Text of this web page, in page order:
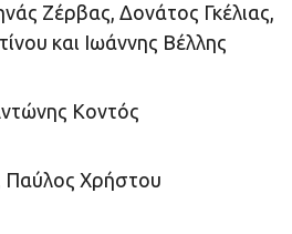
Ζέρβας, Δονάτος Γκέλιας,
και Ιωάννης Βέλλης
Κοντός
Παύλος Χρήστου